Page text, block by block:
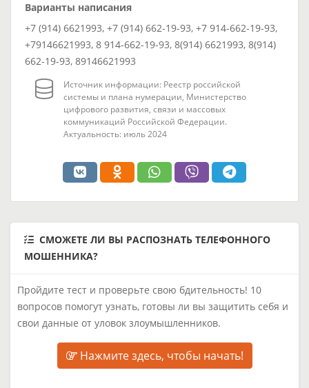
Варианты написания
+7 (914) 6621993, +7 (914) 662-19-93, +7 914-662-19-93,
+79146621993, 8 914-662-19-93, 8(914) 6621993, 8(914)
662-19-93, 89146621993
Источник информации: Реестр российской
системы и плана нумерации, Министерство
цифрового развития, связи и массовых
коммуникаций Российской Федерации.
Актуальность: июль 2024
СМОЖЕТЕ ЛИ ВЫ РАСПОЗНАТЬ ТЕЛЕФОННОГО
МОШЕННИКА?
Пройдите тест и проверьте свою бдительность! 10
вопросов помогут узнать, готовы ли вы защитить себя и
свои данные от уловок злоумышленников.
Нажмите здесь, чтобы начать!